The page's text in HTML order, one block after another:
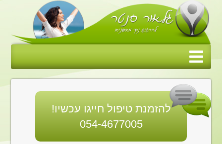
להזמנת טיפול חייגו עכשיו!
054-4677005